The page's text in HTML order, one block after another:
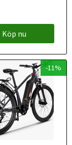
Köp nu
-11%